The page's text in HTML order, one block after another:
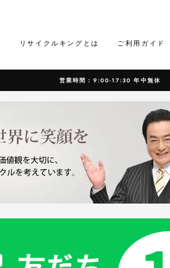
リサイクルキングとは ご利用ガイド
営業時間：9:00-17:30 年中無休